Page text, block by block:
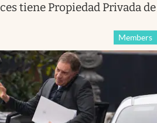
tiene Propiedad Privada de
Members